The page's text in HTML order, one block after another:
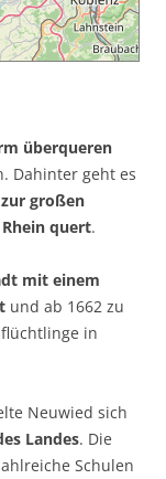
überqueren
Dahinter geht es
zur großen
quert.
mit einem
und ab 1662 zu
in
Neuwied sich
Landes. Die
Schulen